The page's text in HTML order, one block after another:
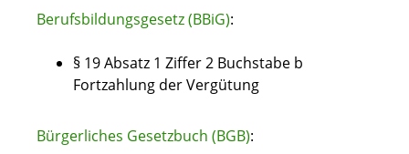
Berufsbildungsgesetz (BBiG):
§ 19 Absatz 1 Ziffer 2 Buchstabe b
Fortzahlung der Vergütung
Bürgerliches Gesetzbuch (BGB):